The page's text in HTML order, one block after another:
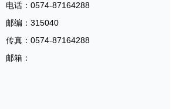
电话：0574-87164288
邮编：315040
传真：0574-87164288
邮箱：